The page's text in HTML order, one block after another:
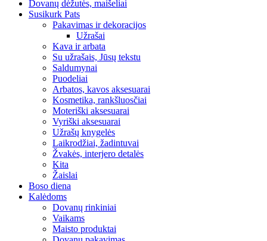
Dovanų dėžutės, maišeliai
Susikurk Pats
Pakavimas ir dekoracijos
Užrašai
Kava ir arbata
Su užrašais, Jūsų tekstu
Saldumynai
Puodeliai
Arbatos, kavos aksesuarai
Kosmetika, rankšluosčiai
Moteriški aksesuarai
Vyriški aksesuarai
Užrašų knygelės
Laikrodžiai, žadintuvai
Žvakės, interjero detalės
Kita
Žaislai
Boso diena
Kalėdoms
Dovanų rinkiniai
Vaikams
Maisto produktai